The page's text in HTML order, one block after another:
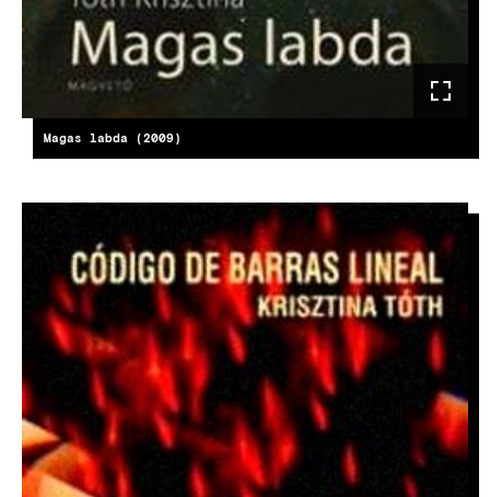
Magas labda (2009)
KÉP